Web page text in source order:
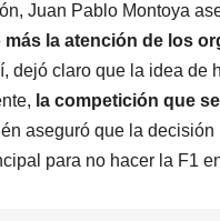
Juan Pablo Montoya
más la atención de los
dejó claro que la idea de
la competición que
aseguró que la
para no hacer la F1